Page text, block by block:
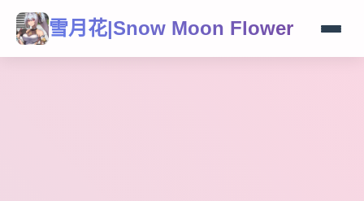
雪月花|Snow Moon Flower